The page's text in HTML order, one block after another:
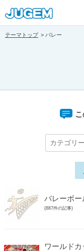
テーマトップ バレー
バレーボー
(887件の記事)
ワールドカ